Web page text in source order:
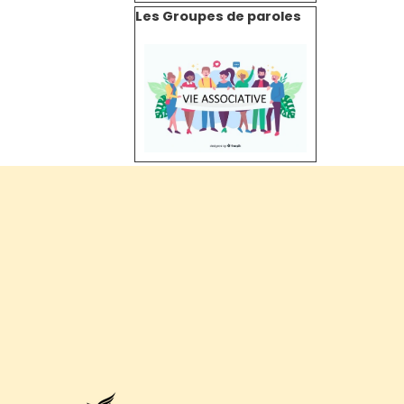
Sauter le bloc Les Groupes de paroles
Les Groupes de paroles